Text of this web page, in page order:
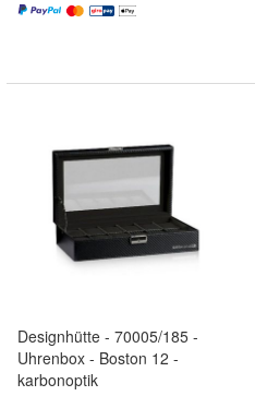
Designhütte - 70005/185 -
Uhrenbox - Boston 12 -
karbonoptik